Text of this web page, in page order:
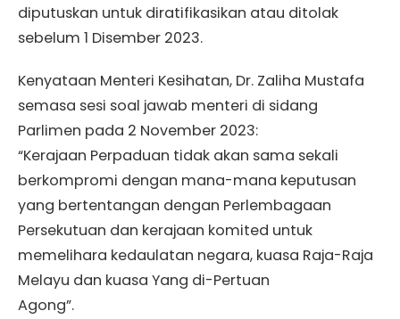
diputuskan untuk diratifikasikan atau ditolak
sebelum 1 Disember 2023.
Kenyataan Menteri Kesihatan, Dr. Zaliha Mustafa
semasa sesi soal jawab menteri di sidang
Parlimen pada 2 November 2023:
“Kerajaan Perpaduan tidak akan sama sekali
berkompromi dengan mana-mana keputusan
yang bertentangan dengan Perlembagaan
Persekutuan dan kerajaan komited untuk
memelihara kedaulatan negara, kuasa Raja-Raja
Melayu dan kuasa Yang di-Pertuan
Agong”.